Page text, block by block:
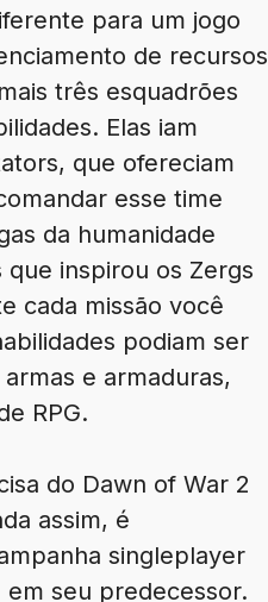
para um jogo
de recursos
três esquadrões
Elas iam
que ofereciam
esse time
da humanidade
inspirou os Zergs
cada missão você
podiam ser
e armaduras,
RPG.
do Dawn of War 2
assim, é
singleplayer
em seu predecessor.